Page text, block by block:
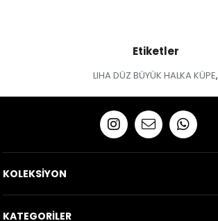
Etiketler
LIHA DÜZ BÜYÜK HALKA KÜPE,
KOLEKSİYON
KATEGORİLER